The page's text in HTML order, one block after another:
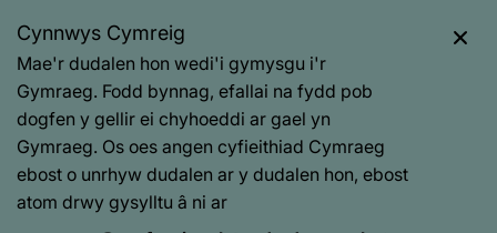
Cynnwys Cymreig
Mae'r dudalen hon wedi'i gymysgu i'r
Gymraeg. Fodd bynnag, efallai na fydd pob
dogfen y gellir ei chyhoeddi ar gael yn
Gymraeg. Os oes angen cyfieithiad Cymraeg
ebost o unrhyw dudalen ar y dudalen hon, ebost
atom drwy gysylltu â ni ar